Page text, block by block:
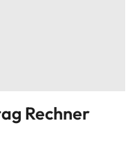
Rechner